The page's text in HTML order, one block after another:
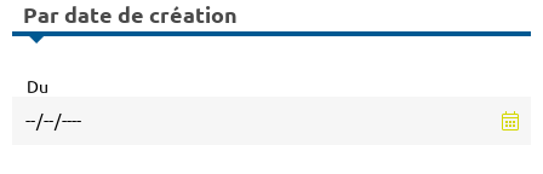
Par date de création
Du